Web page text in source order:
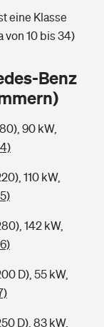
Kids
Alter?
eine Klasse
von 10 bis 34)
Benz
90 kW,
110 kW,
142 kW,
D), 55 kW,
D), 83 kW,